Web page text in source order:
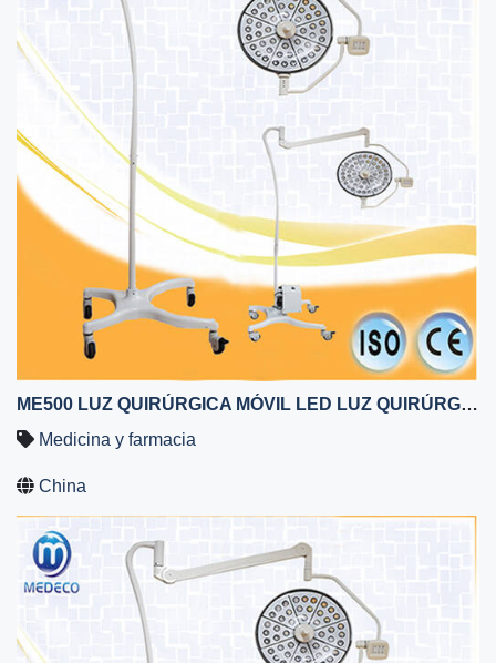
ME500 LUZ QUIRÚRGICA MÓVIL LED LUZ QUIRÚRGICA HOSPITALARIA SIN SOMBRAS DE OPERACIÓN
Medicina y farmacia
China